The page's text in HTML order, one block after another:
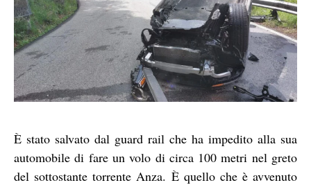
È stato salvato dal guard rail che ha impedito alla sua
automobile di fare un volo di circa 100 metri nel greto
del sottostante torrente Anza. È quello che è avvenuto